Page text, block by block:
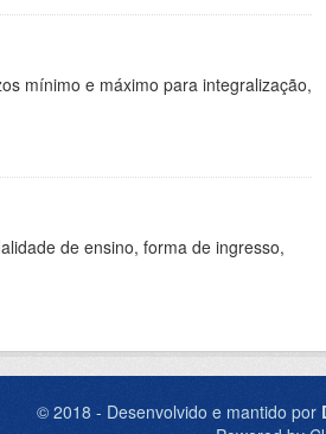
mínimo e máximo para integralização,
de ensino, forma de ingresso,
© 2018 - Desenvolvido e mantido por